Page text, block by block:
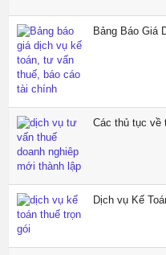
Bảng Báo Giá
Các thủ tục về
Dịch vụ Kế